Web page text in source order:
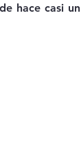
hace casi un